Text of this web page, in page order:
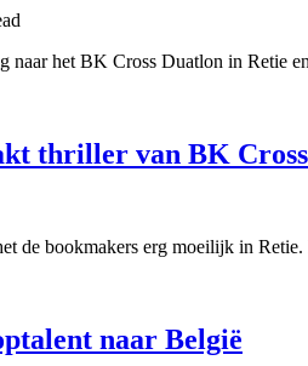
naar het BK Cross Duatlon in Retie
thriller van BK
de bookmakers erg moeilijk in
naar België